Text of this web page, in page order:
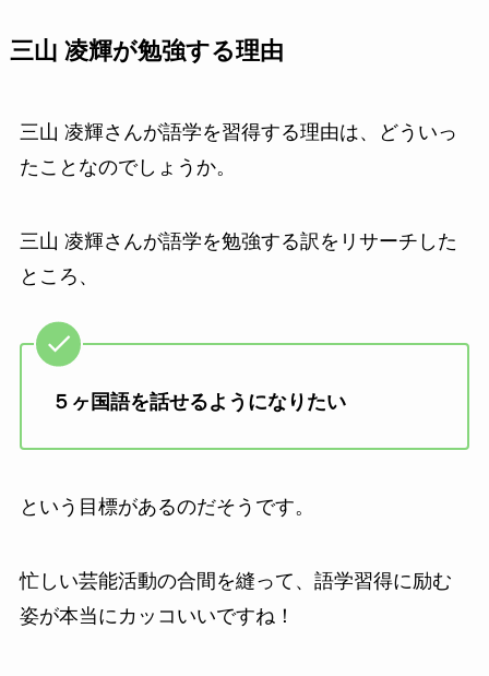
三山 凌輝が勉強する理由
三山 凌輝さんが語学を習得する理由は、どういっ
たことなのでしょうか。
三山 凌輝さんが語学を勉強する訳をリサーチした
ところ、
５ヶ国語を話せるようになりたい
という目標があるのだそうです。
忙しい芸能活動の合間を縫って、語学習得に励む
姿が本当にカッコいいですね！